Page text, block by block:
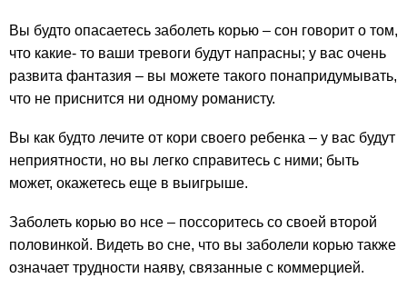
Вы будто опасаетесь заболеть корью – сон говорит о том,
что какие- то ваши тревоги будут напрасны; у вас очень
развита фантазия – вы можете такого понапридумывать,
что не приснится ни одному романисту.
Вы как будто лечите от кори своего ребенка – у вас будут
неприятности, но вы легко справитесь с ними; быть
может, окажетесь еще в выигрыше.
Заболеть корью во нсе – поссоритесь со своей второй
половинкой. Видеть во сне, что вы заболели корью также
означает трудности наяву, связанные с коммерцией.